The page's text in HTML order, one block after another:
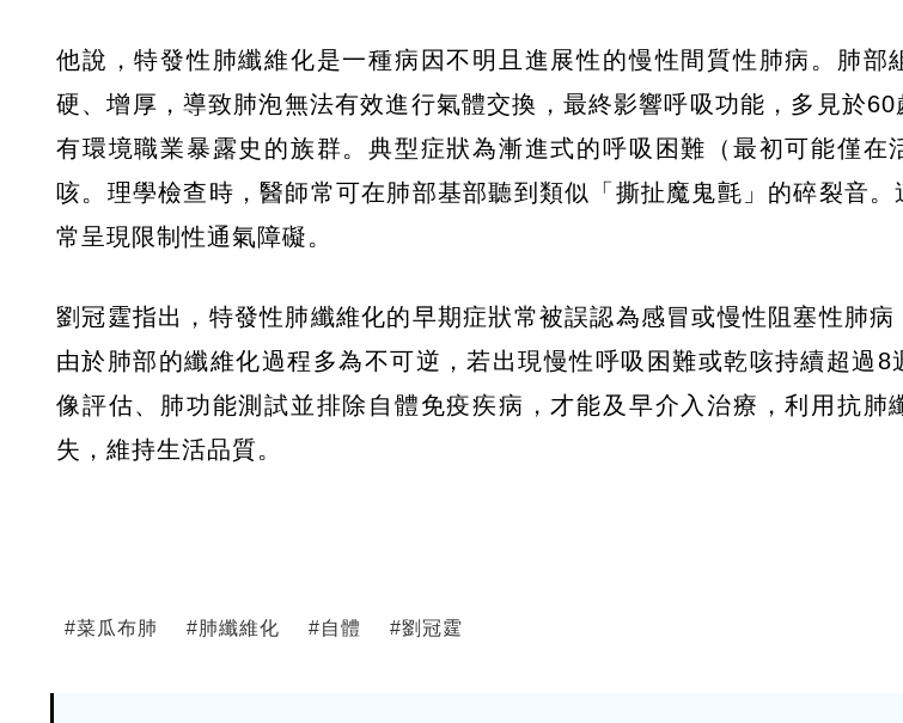
他說，特發性肺纖維化是一種病因不明且進展性的慢性間質性肺病。肺部
硬、增厚，導致肺泡無法有效進行氣體交換，最終影響呼吸功能，多見於
有環境職業暴露史的族群。典型症狀為漸進式的呼吸困難（最初可能僅在
咳。理學檢查時，醫師常可在肺部基部聽到類似「撕扯魔鬼氈」的碎裂音
常呈現限制性通氣障礙。
劉冠霆指出，特發性肺纖維化的早期症狀常被誤認為感冒或慢性阻塞性肺
由於肺部的纖維化過程多為不可逆，若出現慢性呼吸困難或乾咳持續超過8
像評估、肺功能測試並排除自體免疫疾病，才能及早介入治療，利用抗肺
失，維持生活品質。
#菜瓜布肺 #肺纖維化 #自體 #劉冠霆